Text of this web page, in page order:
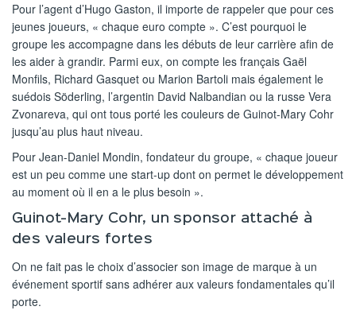
Pour l’agent d’Hugo Gaston, il importe de rappeler que pour ces
jeunes joueurs, « chaque euro compte ». C’est pourquoi le
groupe les accompagne dans les débuts de leur carrière afin de
les aider à grandir. Parmi eux, on compte les français Gaël
Monfils, Richard Gasquet ou Marion Bartoli mais également le
suédois Söderling, l’argentin David Nalbandian ou la russe Vera
Zvonareva, qui ont tous porté les couleurs de Guinot-Mary Cohr
jusqu’au plus haut niveau.
Pour Jean-Daniel Mondin, fondateur du groupe, « chaque joueur
est un peu comme une start-up dont on permet le développement
au moment où il en a le plus besoin ».
Guinot-Mary Cohr, un sponsor attaché à
des valeurs fortes
On ne fait pas le choix d’associer son image de marque à un
événement sportif sans adhérer aux valeurs fondamentales qu’il
porte.